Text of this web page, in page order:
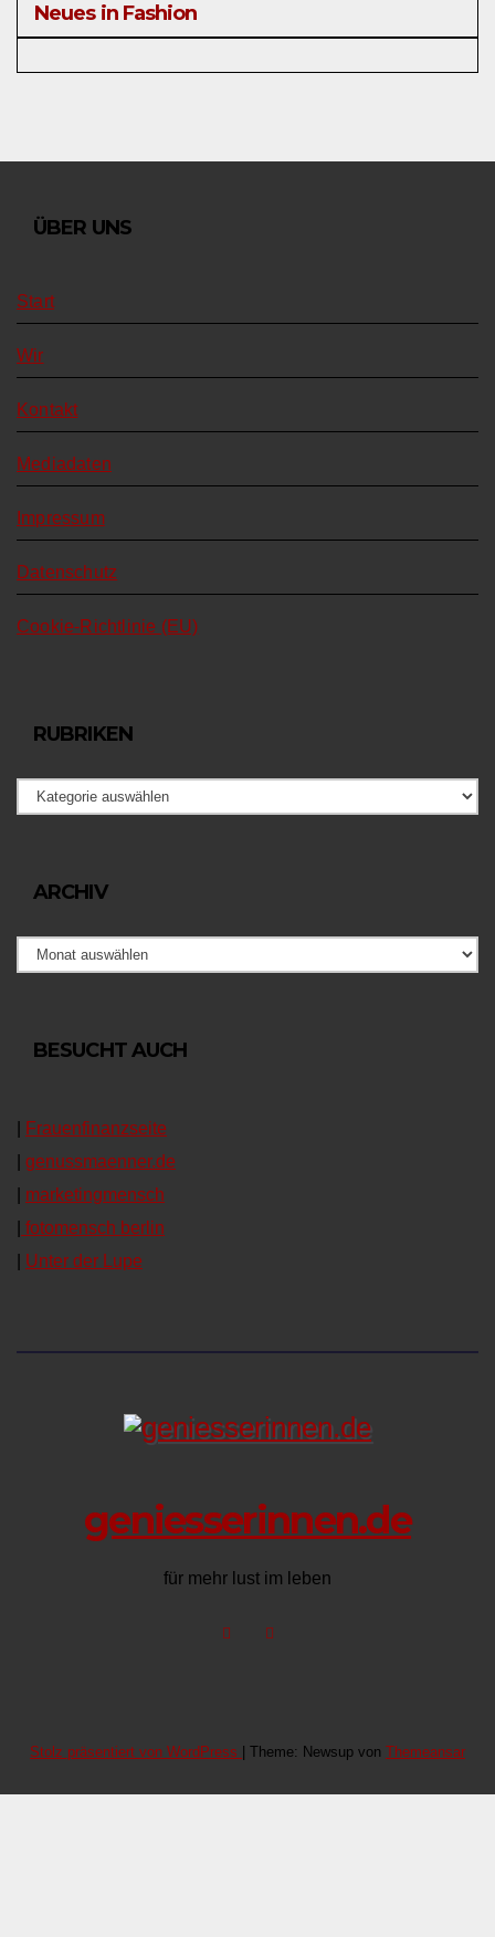
Neues in Fashion
ÜBER UNS
Start
Wir
Kontakt
Mediadaten
Impressum
Datenschutz
Cookie-Richtlinie (EU)
RUBRIKEN
Rubriken
ARCHIV
BESUCHT AUCH
Frauen­fi­nanz­seite
genussmaenner.de
mar­ket­ing­men­sch
fotomen­sch berlin
Unter der Lupe
geniesserinnen.de
für mehr lust im leben
Stolz präsentiert von WordPress Theme: Newsup von Themeansar